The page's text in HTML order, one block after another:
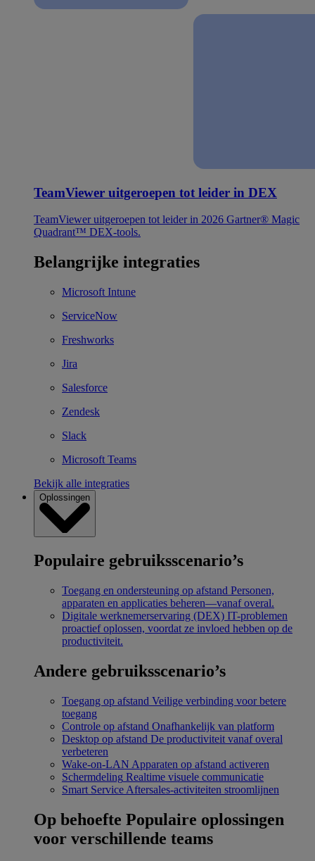
TeamViewer uitgeroepen tot leider in DEX
TeamViewer uitgeroepen tot leider in 2026 Gartner® Magic
Quadrant™ DEX-tools.
Belangrijke integraties
Microsoft Intune
ServiceNow
Freshworks
Jira
Salesforce
Zendesk
Slack
Microsoft Teams
Bekijk alle integraties
Oplossingen
Populaire gebruiksscenario’s
Toegang en ondersteuning op afstand Personen,
apparaten en applicaties beheren—vanaf overal.
Digitale werknemerservaring (DEX) IT-problemen
proactief oplossen, voordat ze invloed hebben op de
productiviteit.
Andere gebruiksscenario’s
Toegang op afstand Veilige verbinding voor betere
toegang
Controle op afstand Onafhankelijk van platform
Desktop op afstand De productiviteit vanaf overal
verbeteren
Wake-on-LAN Apparaten op afstand activeren
Schermdeling Realtime visuele communicatie
Smart Service Aftersales-activiteiten stroomlijnen
Op behoefte Populaire oplossingen
voor verschillende teams